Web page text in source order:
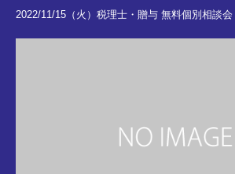
2022/11/15（火）税理士・贈与 無料個別相談会